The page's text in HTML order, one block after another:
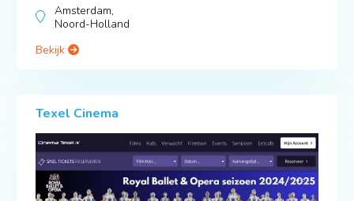
Amsterdam,
Noord-Holland
Bekijk
Texel Cinema